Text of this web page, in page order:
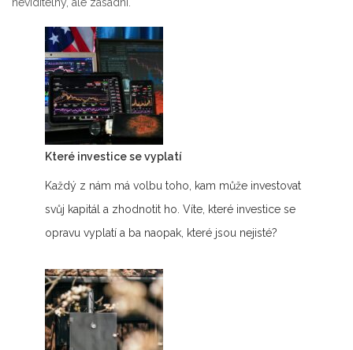
Které investice se vyplatí
Každý z nám má volbu toho, kam může investovat
svůj kapitál a zhodnotit ho. Víte, které investice se
opravu vyplatí a ba naopak, které jsou nejisté?